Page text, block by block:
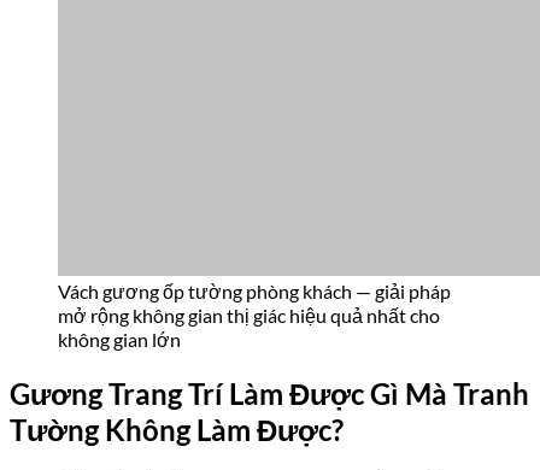
Vách gương ốp tường phòng khách — giải pháp
mở rộng không gian thị giác hiệu quả nhất cho
không gian lớn
Gương Trang Trí Làm Được Gì Mà Tranh
Tường Không Làm Được?